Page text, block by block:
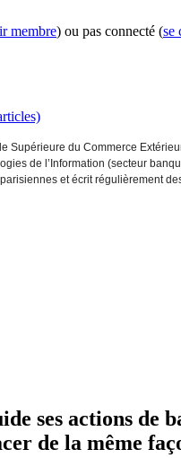
membre) ou pas connecté (se
Supérieure du Commerce
de l’Information (secteur
et écrit régulièrement
ses actions de
de la même